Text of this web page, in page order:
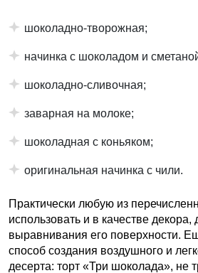
шоколадно-творожная;
начинка с шоколадом и
шоколадно-сливочная;
заварная на молоке;
шоколадная с коньяком;
оригинальная начинка с чили.
Практически любую из
использовать и в качестве декора,
выравнивания его поверхности.
способ создания воздушного и
десерта: торт «Три шоколада», не